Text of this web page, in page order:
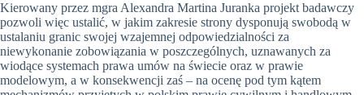
Kierowany przez mgra Alexandra Martina Juranka projekt badawczy
pozwoli więc ustalić, w jakim zakresie strony dysponują swobodą w
ustalaniu granic swojej wzajemnej odpowiedzialności za
niewykonanie zobowiązania w poszczególnych, uznawanych za
wiodące systemach prawa umów na świecie oraz w prawie
modelowym, a w konsekwencji zaś – na ocenę pod tym kątem